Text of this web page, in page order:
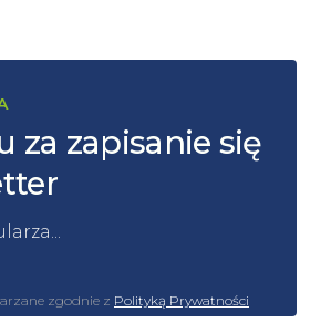
za zapisanie się
zgodnie z Polityką Prywatności